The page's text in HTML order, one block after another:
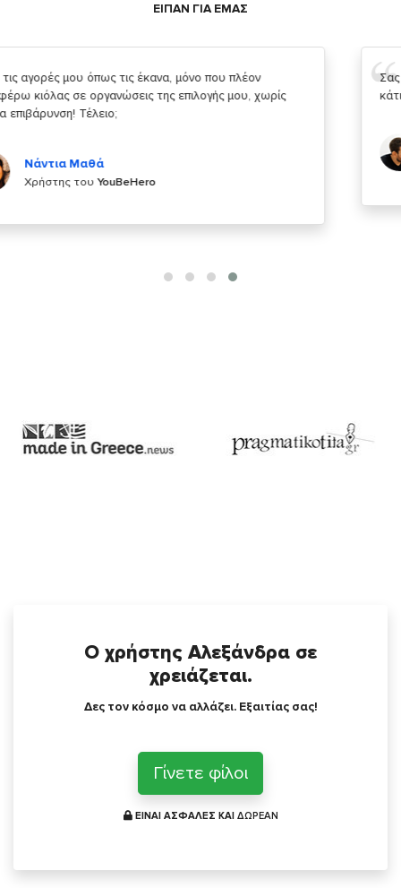
ΕΙΠΑΝ ΓΙΑ ΕΜΑΣ
Σας ευχαριστώ που μας δίνετε την δυνατότητα να κάνουμε
κάτι!
Χρήστης του
Ο χρήστης Αλεξάνδρα σε
χρειάζεται.
Δες τον κόσμο να αλλάζει. Εξαιτίας σας!
Γίνετε φίλοι
ΕΙΝΑΙ ΑΣΦΑΛΕΣ ΚΑΙ ΔΩΡΕΑΝ